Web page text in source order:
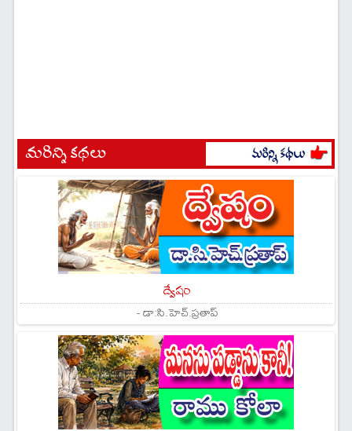
మరిన్ని కథలు
ద్వేషం
- డా:సి.హెచ్.ప్రతాప్